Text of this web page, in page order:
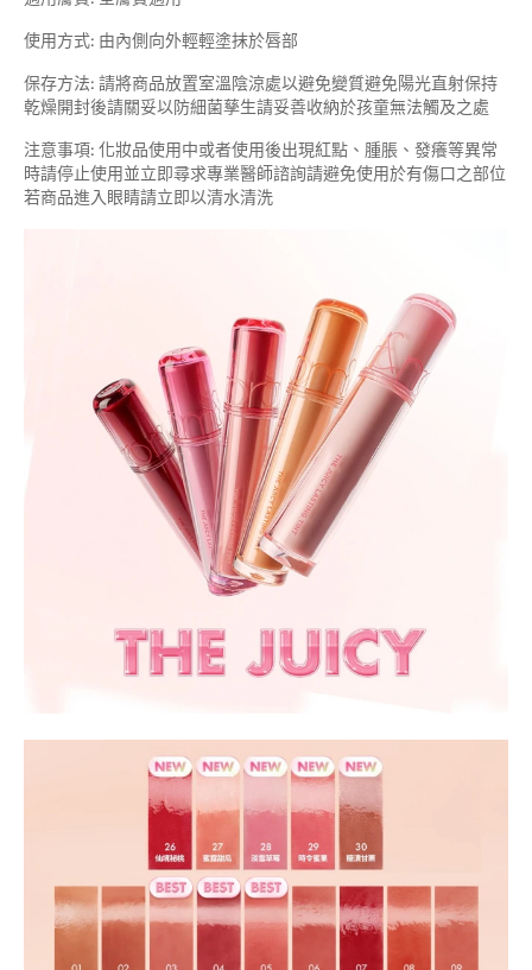
使用方式: 由內側向外輕輕塗抹於唇部
保存方法: 請將商品放置室溫陰涼處以避免變質避免陽光直射保持
乾燥開封後請關妥以防細菌孳生請妥善收納於孩童無法觸及之處
注意事項: 化妝品使用中或者使用後出現紅點、腫脹、發癢等異常
時請停止使用並立即尋求專業醫師諮詢請避免使用於有傷口之部位
若商品進入眼睛請立即以清水清洗